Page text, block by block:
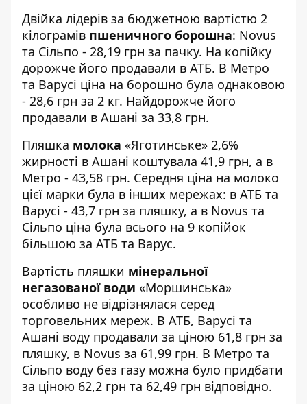
Двійка лідерів за бюджетною вартістю 2
кілограмів пшеничного борошна: Novus
та Сільпо - 28,19 грн за пачку. На копійку
дорожче його продавали в АТБ. В Метро
та Варусі ціна на борошно була однаковою
- 28,6 грн за 2 кг. Найдорожче його
продавали в Ашані за 33,8 грн.
Пляшка молока «Яготинське» 2,6%
жирності в Ашані коштувала 41,9 грн, а в
Метро - 43,58 грн. Середня ціна на молоко
цієї марки була в інших мережах: в АТБ та
Варусі - 43,7 грн за пляшку, а в Novus та
Сільпо ціна була всього на 9 копійок
більшою за АТБ та Варус.
Вартість пляшки мінеральної
негазованої води «Моршинська»
особливо не відрізнялася серед
торговельних мереж. В АТБ, Варусі та
Ашані воду продавали за ціною 61,8 грн за
пляшку, в Novus за 61,99 грн. В Метро та
Сільпо воду без газу можна було придбати
за ціною 62,2 грн та 62,49 грн відповідно.